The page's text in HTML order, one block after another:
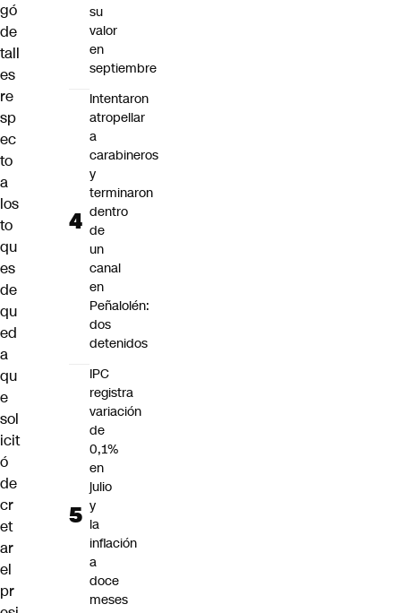
gó
de
tall
es
re
sp
ec
to
a
los
to
qu
es
de
qu
ed
a
qu
e
sol
icit
ó
de
cr
et
ar
el
pr
su
valor
en
septiembre
Intentaron
atropellar
a
carabineros
y
terminaron
dentro
de
un
canal
en
Peñalolén:
dos
detenidos
IPC
registra
variación
de
0,1%
en
julio
y
la
inflación
a
doce
meses